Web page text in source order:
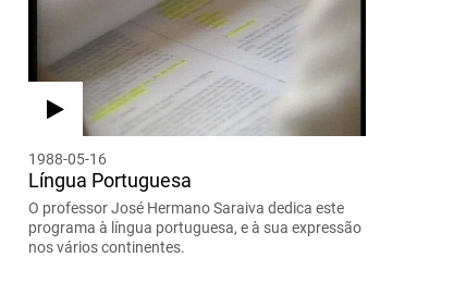
1988-05-16
Língua Portuguesa
O professor José Hermano Saraiva dedica este
programa à língua portuguesa, e à sua expressão
nos vários continentes.